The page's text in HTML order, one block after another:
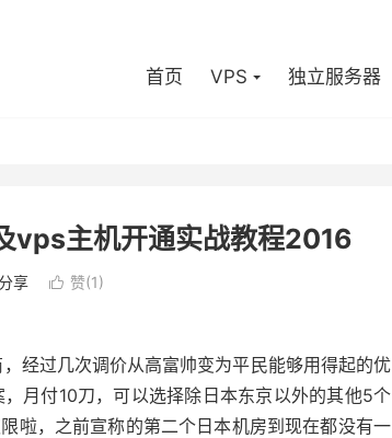
首页 VPS 独立服务器
vps主机开通实战教程2016
享  赞(1)
经过几次调价从高富帅变为平民能够用得起的优
月付10刀，可以选择除日本东京以外的其他5个
啦，之前宣称的第二个日本机房到现在都没有一